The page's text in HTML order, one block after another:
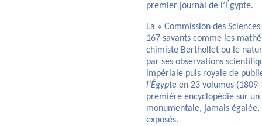
premier journal de l’Égypte.
La « Commission des
167 savants comme les
chimiste Berthollet ou le
par ses observations
impériale puis royale de
l’Égypte en 23 volumes
première encyclopédie sur
monumentale, jamais
exposés.